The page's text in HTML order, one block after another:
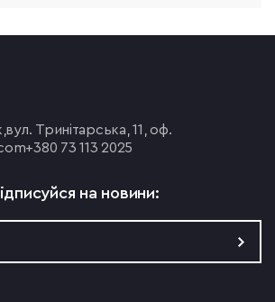
вул. Тринітарська, 11, оф.
+380 73 113 2025
на новини: